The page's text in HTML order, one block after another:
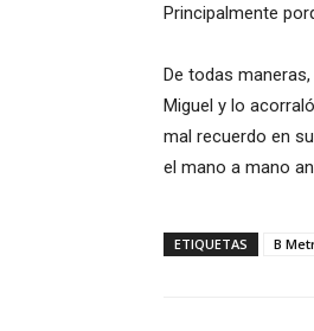
Principalmente
De todas
Miguel y lo
mal recuerdo en
el mano a mano
ETIQUETAS B